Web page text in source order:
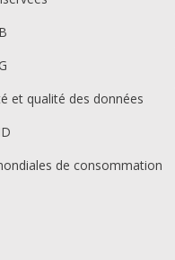
et qualité des données
de consommation